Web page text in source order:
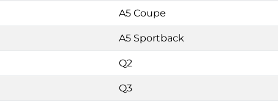
A5 Coupe
A5 Sportback
Q2
Q3